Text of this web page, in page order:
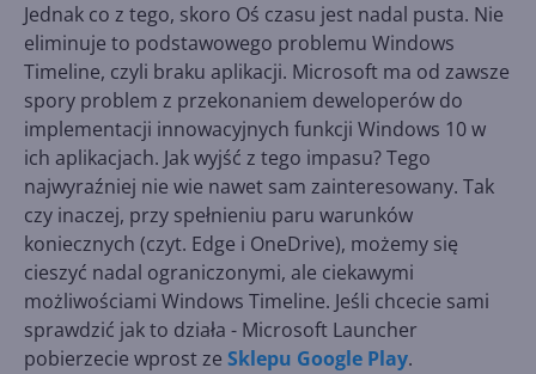
Jednak co z tego, skoro Oś czasu jest nadal pusta. Nie
eliminuje to podstawowego problemu Windows
Timeline, czyli braku aplikacji. Microsoft ma od zawsze
spory problem z przekonaniem deweloperów do
implementacji innowacyjnych funkcji Windows 10 w
ich aplikacjach. Jak wyjść z tego impasu? Tego
najwyraźniej nie wie nawet sam zainteresowany. Tak
czy inaczej, przy spełnieniu paru warunków
koniecznych (czyt. Edge i OneDrive), możemy się
cieszyć nadal ograniczonymi, ale ciekawymi
możliwościami Windows Timeline. Jeśli chcecie sami
sprawdzić jak to działa - Microsoft Launcher
pobierzecie wprost ze Sklepu Google Play.